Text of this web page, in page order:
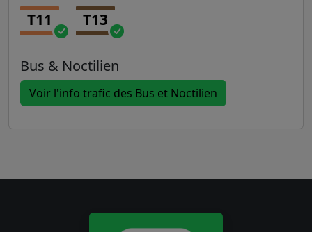
T11 T13
Bus & Noctilien
Voir l'info trafic des Bus et Noctilien